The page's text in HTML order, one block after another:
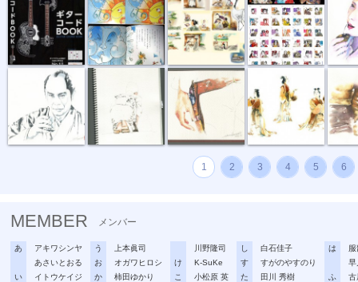
『親方。』 着物のヒップ... 『ガンベルト』 「額田王３ポ... 『起
1 2 3 4 5 6
MEMBER メンバー
あ
アキワシンヤ
あさいとおる
い
イトウケイジ
う
上本眞司
お
オガワヒロシ
か
柿田ゆかり
川野隆司
け
K-SuKe
こ
小松原 英
し
白石佳子
す
すがのやすのり
た
田川 秀樹
は
早
ふ
古